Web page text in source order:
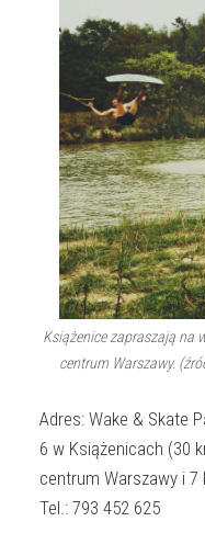
Książenice zapraszają na
centrum Warszawy.
Adres: Wake & Skate
6 w Książenicach (30
centrum Warszawy i 7
Tel.: 793 452 625